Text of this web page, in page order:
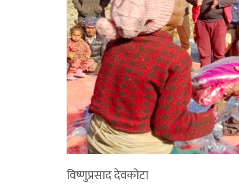
विष्णुप्रसाद देवकोटा